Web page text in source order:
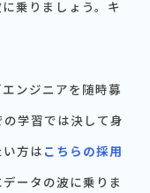
乗りましょう。キ
ンジニアを随時募
学習では決して身
方は こちらの採用
ータの波に乗りま